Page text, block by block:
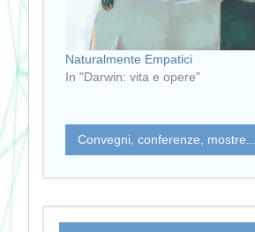
Naturalmente Empatici
In "Darwin: vita e opere"
Convegni, conferenze, mostre...